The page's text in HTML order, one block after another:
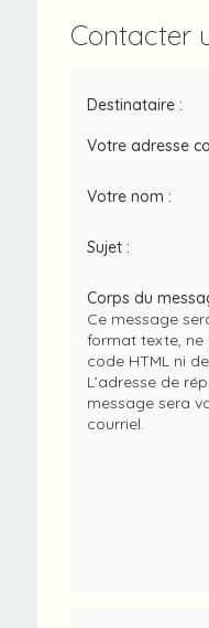
Contacter
Destinataire :
Votre adresse
Votre nom :
Sujet :
Corps du
Ce message
format texte, ne
code HTML ni
L’adresse de
message sera
courriel.